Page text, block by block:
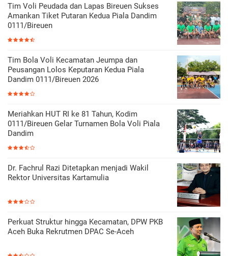
Tim Voli Peudada dan Lapas Bireuen Sukses
Amankan Tiket Putaran Kedua Piala Dandim
0111/Bireuen
Tim Bola Voli Kecamatan Jeumpa dan
Peusangan Lolos Keputaran Kedua Piala
Dandim 0111/Bireuen 2026
Meriahkan HUT RI ke 81 Tahun, Kodim
0111/Bireuen Gelar Turnamen Bola Voli Piala
Dandim
Dr. Fachrul Razi Ditetapkan menjadi Wakil
Rektor Universitas Kartamulia
Perkuat Struktur hingga Kecamatan, DPW PKB
Aceh Buka Rekrutmen DPAC Se-Aceh